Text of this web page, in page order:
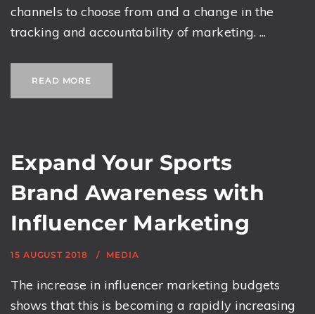
channels to choose from and a change in the
tracking and accountability of marketing. ...
READ MORE
Expand Your Sports
Brand Awareness with
Influencer Marketing
15 AUGUST 2018 MEDIA
The increase in influencer marketing budgets
shows that this is becoming a rapidly increasing